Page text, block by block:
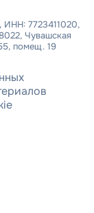
7723411020,
Чувашская
помещ. 19